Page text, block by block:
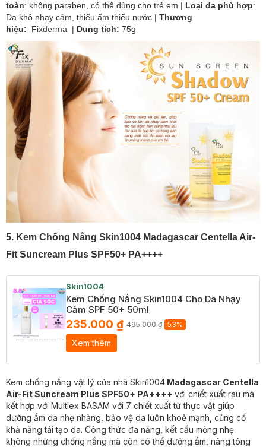
toàn: không paraben, có thể dùng cho trẻ em | Loại da phù hợp:
Da khô nhạy cảm, thiếu ẩm thiếu nước | Thương
hiệu:
Fixderma | Dung tích: 75g
​5. Kem Chống Nắng Skin1004 Madagascar Centella Air-
Fit Suncream Plus SPF50+ PA++++
Skin1004
Kem Chống Nắng Skin1004 Cho Da Nhạy
Cảm SPF 50+ 50ml
235.000 ₫ 495.000 ₫ 53%
Xem thêm
Kem chống nắng vật lý của nhà Skin1004 Madagascar Centella
Air-Fit Suncream Plus SPF50+ PA++++ với chiết xuất rau má
kết hợp với Multiex BASAM với 7 chiết xuất từ thực vật giúp
dưỡng ẩm da nhẹ nhàng, bảo vệ da luôn khoẻ mạnh, củng cố
khả năng tái tạo da. Công thức đa năng, kết cấu mỏng nhẹ
không những chống nắng mà còn có thể dưỡng ẩm, nâng tông